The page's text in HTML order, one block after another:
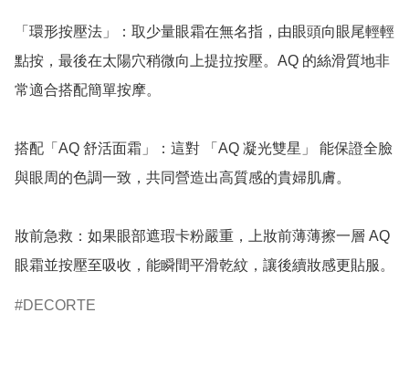
「環形按壓法」：取少量眼霜在無名指，由眼頭向眼尾輕輕
點按，最後在太陽穴稍微向上提拉按壓。AQ 的絲滑質地非
常適合搭配簡單按摩。
搭配「AQ 舒活面霜」：這對 「AQ 凝光雙星」 能保證全臉
與眼周的色調一致，共同營造出高質感的貴婦肌膚。
妝前急救：如果眼部遮瑕卡粉嚴重，上妝前薄薄擦一層 AQ
眼霜並按壓至吸收，能瞬間平滑乾紋，讓後續妝感更貼服。
DECORTE